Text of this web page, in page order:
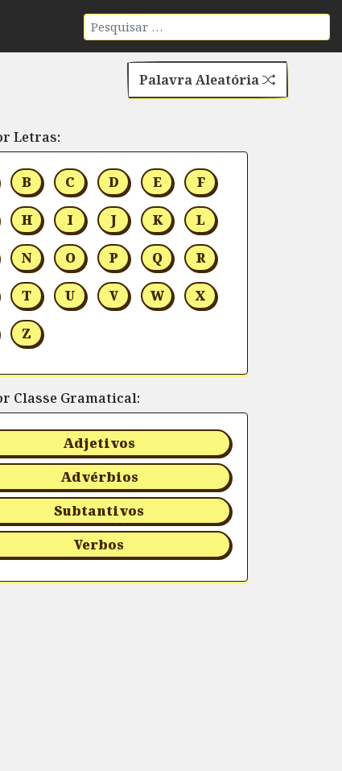
Palavra Aleatória
Letras:
B C D E F
H I J K L
N O P Q R
T U V W X
Z
Classe Gramatical:
Adjetivos
Advérbios
Subtantivos
Verbos